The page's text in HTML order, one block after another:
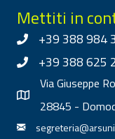
Mettiti in
+39 388 984
+39 388 625
Via Giuseppe
28845 -